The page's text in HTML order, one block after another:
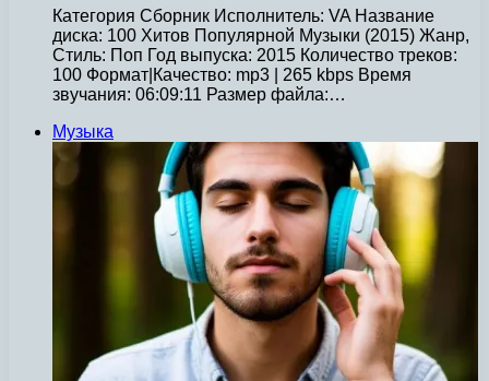
Категория Сборник Исполнитель: VA Название
диска: 100 Хитов Популярной Музыки (2015) Жанр,
Стиль: Поп Год выпуска: 2015 Количество треков:
100 Формат|Качество: mp3 | 265 kbps Время
звучания: 06:09:11 Размер файла:…
Музыка